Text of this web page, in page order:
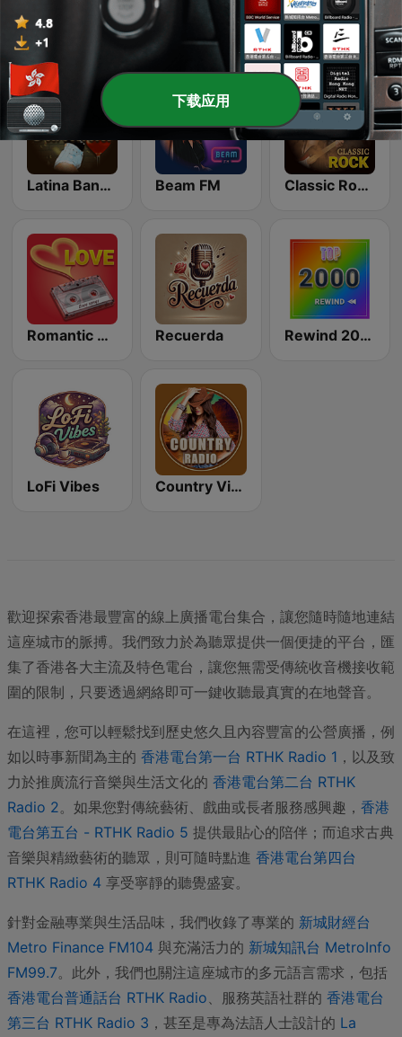
80s Pop Vibes Top 90's
Latina Bandida! Beam FM Classic Rock Station
Romantic Vibes Recuerda Rewind 2000's
LoFi Vibes Country Vibes
歡迎探索香港最豐富的線上廣播電台集合，讓您隨時隨地連結
這座城市的脈搏。我們致力於為聽眾提供一個便捷的平台，匯
集了香港各大主流及特色電台，讓您無需受傳統收音機接收範
圍的限制，只要透過網絡即可一鍵收聽最真實的在地聲音。
在這裡，您可以輕鬆找到歷史悠久且內容豐富的公營廣播，例
如以時事新聞為主的 香港電台第一台 RTHK Radio 1 ，以及致
力於推廣流行音樂與生活文化的 香港電台第二台 RTHK
Radio 2。如果您對傳統藝術、戲曲或長者服務感興趣， 香港
電台第五台 - RTHK Radio 5 提供最貼心的陪伴；而追求古典
音樂與精緻藝術的聽眾，則可隨時點進 香港電台第四台
RTHK Radio 4 享受寧靜的聽覺盛宴。
針對金融專業與生活品味，我們收錄了專業的 新城財經台
Metro Finance FM104 與充滿活力的 新城知訊台 MetroInfo
FM99.7。此外，我們也關注這座城市的多元語言需求，包括
香港電台普通話台 RTHK Radio 、服務英語社群的 香港電台
第三台 RTHK Radio 3 ，甚至是專為法語人士設計的 La
下载应用